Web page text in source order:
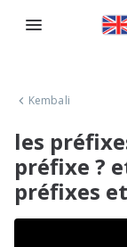
Kembali
les
préfixe ?
préfixes